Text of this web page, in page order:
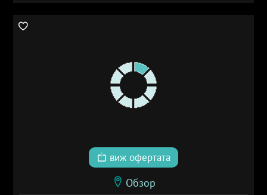
виж офертата
Обзор